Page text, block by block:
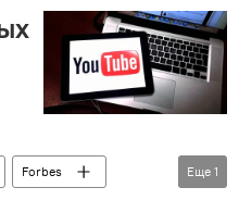
Forbes
Еще 1